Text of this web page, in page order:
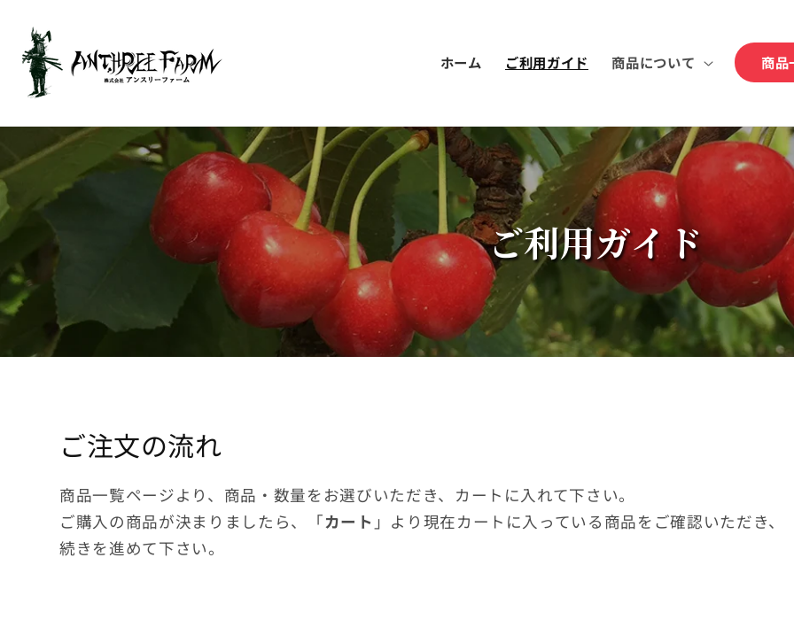
に
進 ホーム ご利用ガイド 商品について 商品
ご利用ガイド
ご注文の流れ
商品一覧ページより、商品・数量をお選びいただき、カートに入れて下さい。
ご購入の商品が決まりましたら、「カート 」より現在カートに入っている商品をご確認いただき、
続きを進めて下さい。